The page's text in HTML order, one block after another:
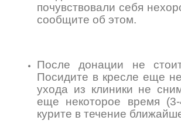
почувствовали себя
сообщите об этом.
После донации не
Посидите в кресле еще
ухода из клиники не
еще некоторое время
курите в течение